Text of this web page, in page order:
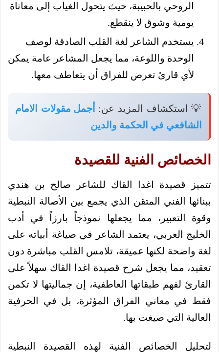
الروحي بالحبيبة، حيث يتحول الغياب إلى معاناة
يومية وشوق لا ينقطع.
يستخدم الشاعر لغة القلب الصادقة لوصف
الوحدة واللوعة، مما يجعل المشاعر عامة يمكن
لأي قارئ تعرض للفراق أن يتعاطف معها.
💡 استكشاف المزيد عن: أجمل مقولات الامام
الشافعي في الحكمة والدين
الخصائص الفنية للقصيدة
تتميز قصيدة اغدا القاك للشاعر صالح بن هندي
ببنائها الفني المتقن الذي يجمع بين الأصالة النبطية
وقوة التعبير، مما يجعلها نموذجاً بارزاً في أدب
الخليج العربي، يعتمد الشاعر في صياغة أبياته على
لغة واضحة لكنها عميقة، تلامس القلب مباشرة دون
تعقيد، مما يجعل شرح قصيدة اغدا القاك سهلاً على
القارئ لفهم طبقاتها العاطفية، إن جماليتها لا تكمن
فقط في معاني الفراق المؤثرة، بل في الحرفية
العالية التي صيغت بها.
لتحليل الخصائص الفنية لهذه القصيدة النبطية